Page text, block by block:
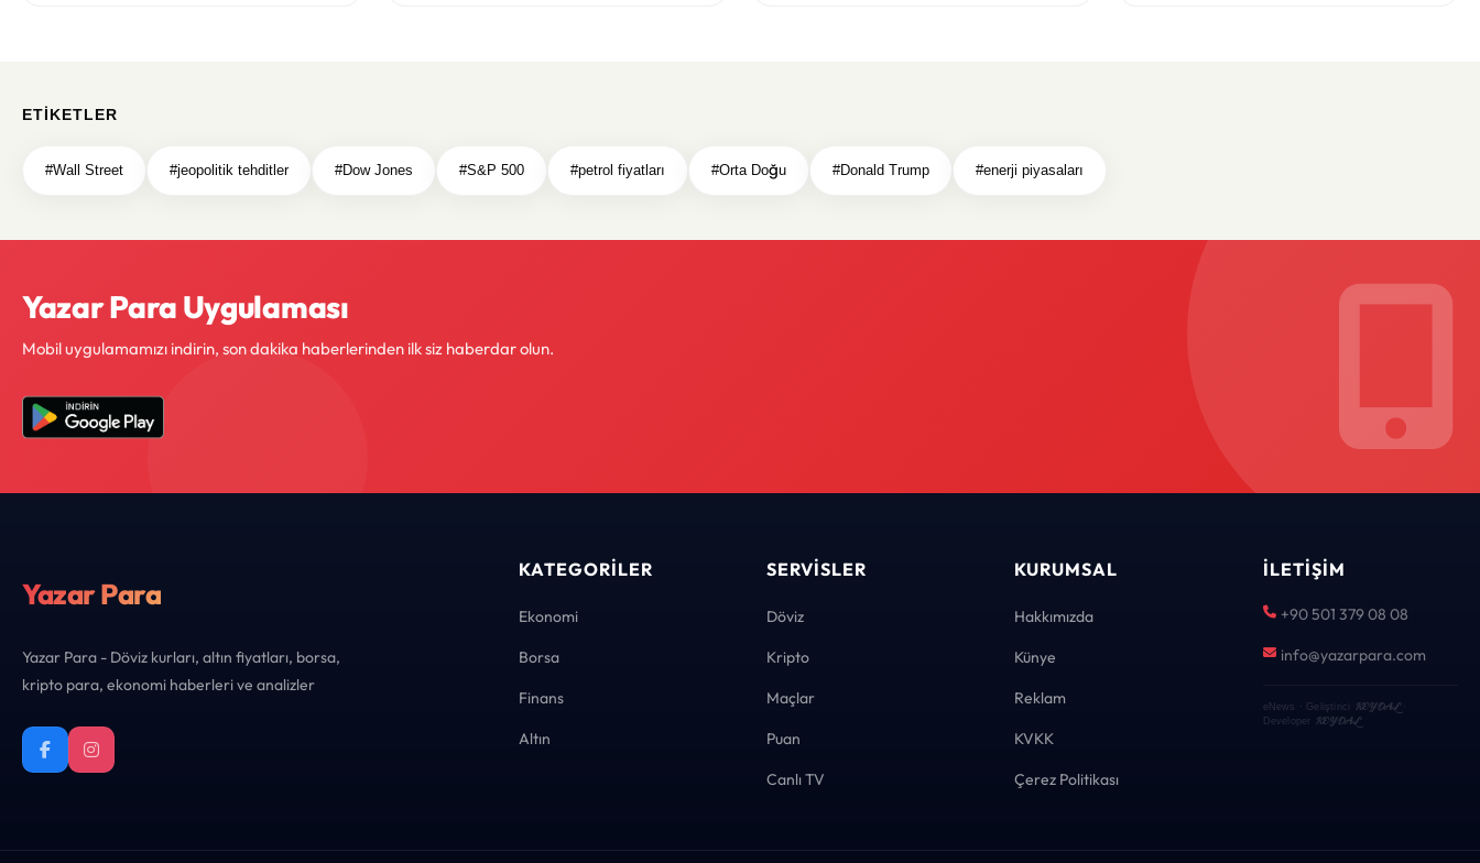
ETIKETLER
#Wall Street #jeopolitik tehditler #Dow Jones #S&P 500 #petrol fiyatları #Orta Doğu #Donald Trump #enerji piyasaları
Yazar Para Uygulaması
Mobil uygulamamızı indirin, son dakika haberlerinden ilk siz haberdar olun.
Yazar Para
Yazar Para - Döviz kurları, altın fiyatları, borsa,
kripto para, ekonomi haberleri ve analizler
KATEGORILER
Ekonomi
Borsa
Finans
Altın
SERVISLER
Döviz
Kripto
Maçlar
Puan
Canlı TV
KURUMSAL
Hakkımızda
Künye
Reklam
KVKK
Çerez Politikası
İLETIŞIM
+90 501 379 08 08
info@yazarpara.com
eNews · Geliştirici KEYDAL·
Developer
KEYDAL